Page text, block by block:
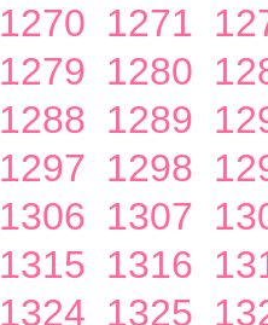
1270 1271
1279 1280
1288 1289
1297 1298
1306 1307
1315 1316
1324 1325